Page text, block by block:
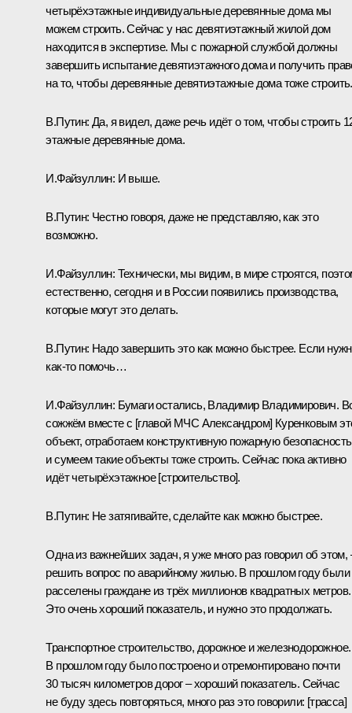
четырёхэтажные индивидуальные деревянные дома мы
можем строить. Сейчас у нас девятиэтажный жилой дом
находится в экспертизе. Мы с пожарной службой должны
завершить испытание девятиэтажного дома и получить
на то, чтобы деревянные девятиэтажные дома тоже строить.
В.Путин: Да, я видел, даже речь идёт о том, чтобы строить
этажные деревянные дома.
И.Файзуллин: И выше.
В.Путин: Честно говоря, даже не представляю, как это
возможно.
И.Файзуллин: Технически, мы видим, в мире строятся,
естественно, сегодня и в России появились производства,
которые могут это делать.
В.Путин: Надо завершить это как можно быстрее. Если
как-то помочь…
И.Файзуллин: Бумаги остались, Владимир Владимирович.
сожжём вместе с [главой МЧС Александром] Куренковым
объект, отработаем конструктивную пожарную
и сумеем такие объекты тоже строить. Сейчас пока активно
идёт четырёхэтажное [строительство].
В.Путин: Не затягивайте, сделайте как можно быстрее.
Одна из важнейших задач, я уже много раз говорил об этом,
решить вопрос по аварийному жилью. В прошлом году были
расселены граждане из трёх миллионов квадратных метров.
Это очень хороший показатель, и нужно это продолжать.
Транспортное строительство, дорожное и железнодорожное.
В прошлом году было построено и отремонтировано почти
30 тысяч километров дорог – хороший показатель. Сейчас
не буду здесь повторяться, много раз это говорили: [трасса]